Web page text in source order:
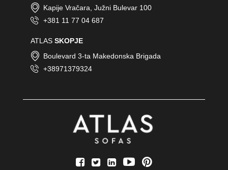
Kapije Vračara, Južni Bulevar 100
+381 11 77 04 687
ATLAS SKOPJE
Boulevard 3-ta Makedonska Brigada
+38971379324